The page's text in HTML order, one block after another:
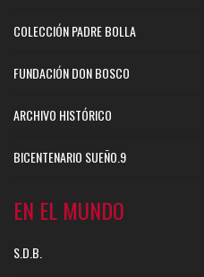
COLECCIÓN PADRE BOLLA
FUNDACIÓN DON BOSCO
ARCHIVO HISTÓRICO
BICENTENARIO SUEÑO.9
EN EL MUNDO
S.D.B.